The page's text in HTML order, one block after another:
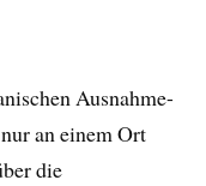
Ausnahme-
an einem Ort
die